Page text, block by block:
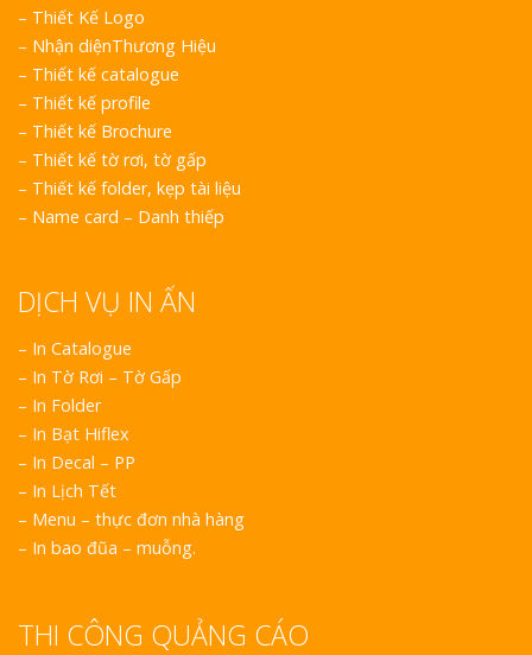
– Thiết Kế Logo
– Nhận diệnThương Hiệu
– Thiết kế catalogue
– Thiết kế profile
– Thiết kế Brochure
– Thiết kế tờ rơi, tờ gấp
– Thiết kế folder, kẹp tài liệu
– Name card – Danh thiếp
DỊCH VỤ IN ẤN
– In Catalogue
– In Tờ Rơi – Tờ Gấp
– In Folder
– In Bạt Hiflex
– In Decal – PP
– In Lịch Tết
– Menu – thực đơn nhà hàng
– In bao đũa – muỗng.
THI CÔNG QUẢNG CÁO